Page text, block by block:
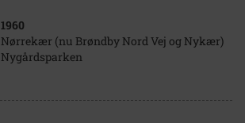
1960
Nørrekær (nu Brøndby Nord Vej og Nykær)
Nygårdsparken